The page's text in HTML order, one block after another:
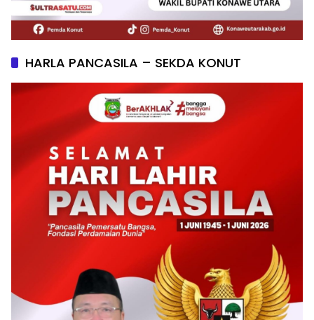
HARLA PANCASILA – SEKDA KONUT